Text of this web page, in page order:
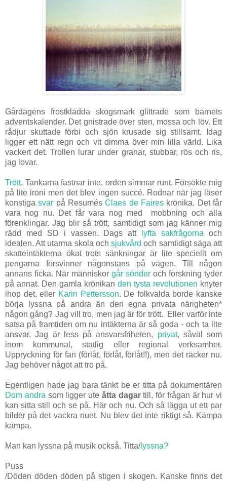
Gårdagens frostklädda skogsmark glittrade som barnets
adventskalender. Det gnistrade över sten, mossa och löv. Ett
rådjur skuttade förbi och sjön krusade sig stillsamt. Idag
ligger ett nätt regn och vit dimma över min lilla värld. Lika
vackert det. Trollen lurar under granar, stubbar, rös och ris,
jag lovar.
Trött. Tankarna fastnar inte, orden simmar runt. Försökte mig
på lite ironi men det blev ingen succé. Rodnar när jag läser
konstigasvar på ResumésClaes de Faires krönika. Det får
vara nog nu. Det får vara nog med mobbning och alla
förenklingar. Jag blir så trött, samtidigt som jag känner mig
rädd med SD i vassen. Dags att
lyfta sakfrågorna och
idealen. Att utarma skola ochsjukvård och samtidigt säga att
skatteintäkterna ökat trots sänkningar är lite speciellt om
pengarna försvinner någonstans på vägen. Till någon
annans ficka. När människor går sönder och forskning tyder
på annat. Den gamla krönikan den tysta revolutionen knyter
ihop det, eller Karin Pettersson. De folkvalda borde kanske
börja lyssna på andra än den egna privata närigheten*
någon gång? Jag vill tro, men jag är för trött. Eller varför inte
satsa på framtiden om nu intäkterna är så goda - och ta lite
ansvar. Jag är less på ansvarsfriheten, privat, såväl som
inom kommunal, statlig eller regional verksamhet.
Uppryckning för fan (förlåt, förlåt, förlåt!!), men det räcker nu.
Jag behöver något att tro på.
Egentligen hade jag bara tänkt be er titta på dokumentären
Dom andra som ligger ute åtta dagartill, för frågan är hur vi
kan sitta still och se på. Här och nu. Och så lägga ut ett par
bilder på det vackra nuet. Nu blev det inte riktigt så. Kämpa
kämpa.
Man kan lyssna på musik också. Titta/lyssna?
Puss
/Döden döden döden på stigen i skogen. Kanske finns det